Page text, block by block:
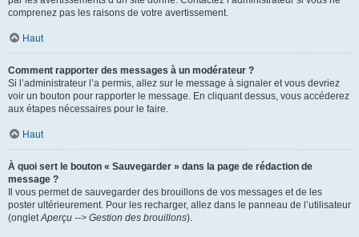
comprenez pas les raisons de votre avertissement.
Haut
Comment rapporter des messages à un modérateur ?
Si l’administrateur l’a permis, allez sur le message à signaler et vous devriez
voir un bouton pour rapporter le message. En cliquant dessus, vous accéderez
aux étapes nécessaires pour le faire.
Haut
À quoi sert le bouton « Sauvegarder » dans la page de rédaction de
message ?
Il vous permet de sauvegarder des brouillons de vos messages et de les
poster ultérieurement. Pour les recharger, allez dans le panneau de l’utilisateur
(ongletAperçu --> Gestion des brouillons).